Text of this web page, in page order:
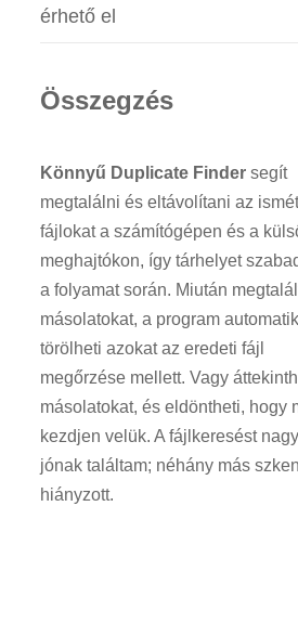
érhető el
Összegzés
Könnyű Duplicate Finder segít
megtalálni és eltávolítani az
fájlokat a számítógépen és a
meghajtókon, így tárhelyet
a folyamat során. Miután
másolatokat, a program
törölheti azokat az eredeti fájl
megőrzése mellett. Vagy
másolatokat, és eldöntheti, hogy
kezdjen velük. A fájlkeresést
jónak találtam; néhány más
hiányzott.